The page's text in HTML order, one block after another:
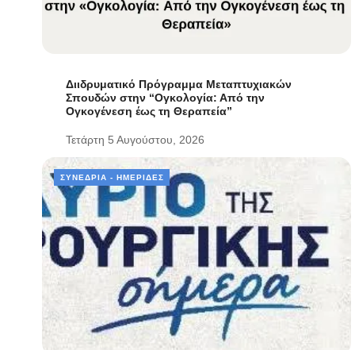
Διιδρυματικό Πρόγραμμα Μεταπτυχιακών
Σπουδών στην “Ογκολογία: Από την
Ογκογένεση έως τη Θεραπεία”
Τετάρτη 5 Αυγούστου, 2026
ΣΥΝΈΔΡΙΑ - ΗΜΕΡΊΔΕΣ